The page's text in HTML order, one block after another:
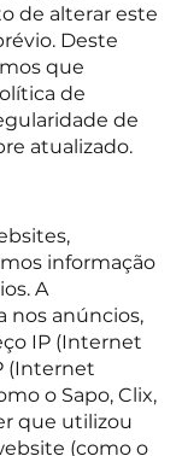
de alterar este
Deste
que
de
de
atualizado.
informação
A
nos anúncios,
IP (Internet
(Internet
o Sapo, Clix,
que utilizou
(como o